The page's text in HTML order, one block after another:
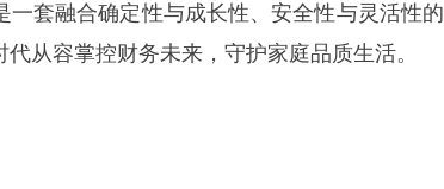
套融合确定性与成长性、安全性与灵活性的
从容掌控财务未来，守护家庭品质生活。